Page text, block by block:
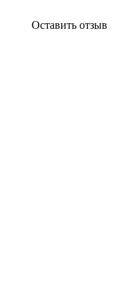
Оставить отзыв